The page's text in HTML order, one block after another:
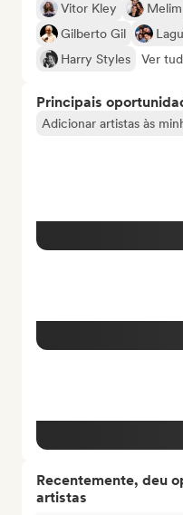
Vitor Kley Melim
Gilberto Gil
Harry Styles
Ver
Principais
Adicionar artistas às
Recentemente, deu
artistas